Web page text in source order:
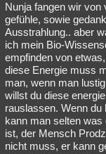
Übersichten
Besucht
Lesenswert
Nunja fangen wir
gefühle, sowie
Ausstrahlung.. aber
ich mein Bio-
empfinden von
diese Energie muss
man, wenn man
willst du diese
rauslassen. Wenn
kann man selten was
ist, der Mensch
nicht muss, er kann